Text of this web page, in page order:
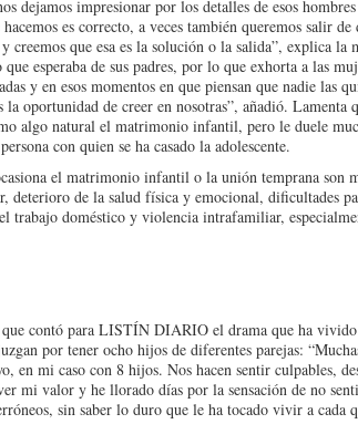
dejamos impresionar por los detalles de esos
es correcto, a veces también queremos salir
y creemos que esa es la solución o la salida”, explica
esperaba de sus padres, por lo que exhorta a las
y en esos momentos en que piensan que nadie las
la oportunidad de creer en nosotras”, añadió. Lamenta
algo natural el matrimonio infantil, pero le duele
con quien se ha casado la adolescente.
el matrimonio infantil o la unión temprana son
deterioro de la salud física y emocional, dificultades
trabajo doméstico y violencia intrafamiliar,
contó para LISTÍN DIARIO el drama que ha
por tener ocho hijos de diferentes parejas:
en mi caso con 8 hijos. Nos hacen sentir culpables,
mi valor y he llorado días por la sensación de no
sin saber lo duro que le ha tocado vivir a cada